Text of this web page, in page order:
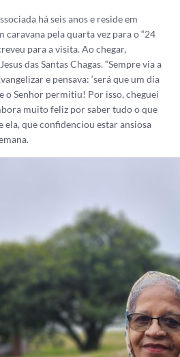
há seis anos e reside em
caravana pela quarta vez para o “24
para a visita. Ao chegar,
das Santas Chagas. “Sempre via a
e pensava: ‘será que um dia
o Senhor permitiu! Por isso, cheguei
muito feliz por saber tudo o que
ela, que confidenciou estar ansiosa